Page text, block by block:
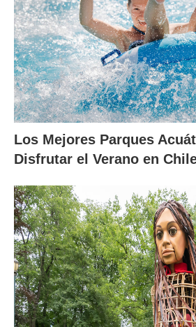
Los Mejores Parques
Disfrutar el Verano en